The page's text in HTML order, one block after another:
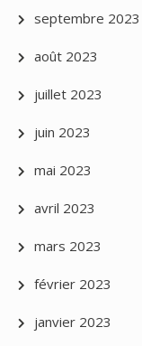
septembre 2023
août 2023
juillet 2023
juin 2023
mai 2023
avril 2023
mars 2023
février 2023
janvier 2023